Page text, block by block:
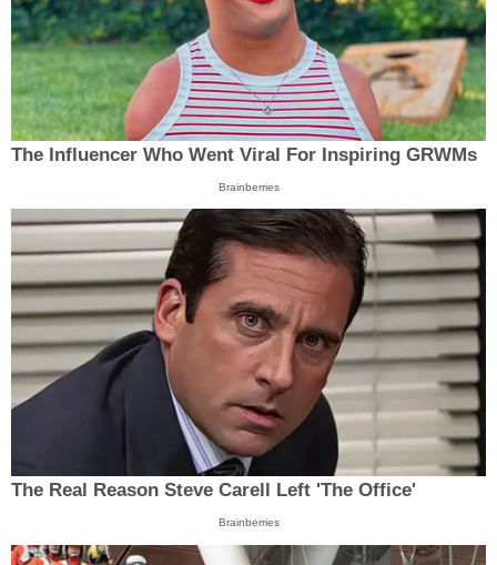
The Influencer Who Went Viral For Inspiring GRWMs
Brainberries
The Real Reason Steve Carell Left 'The Office'
Brainberries